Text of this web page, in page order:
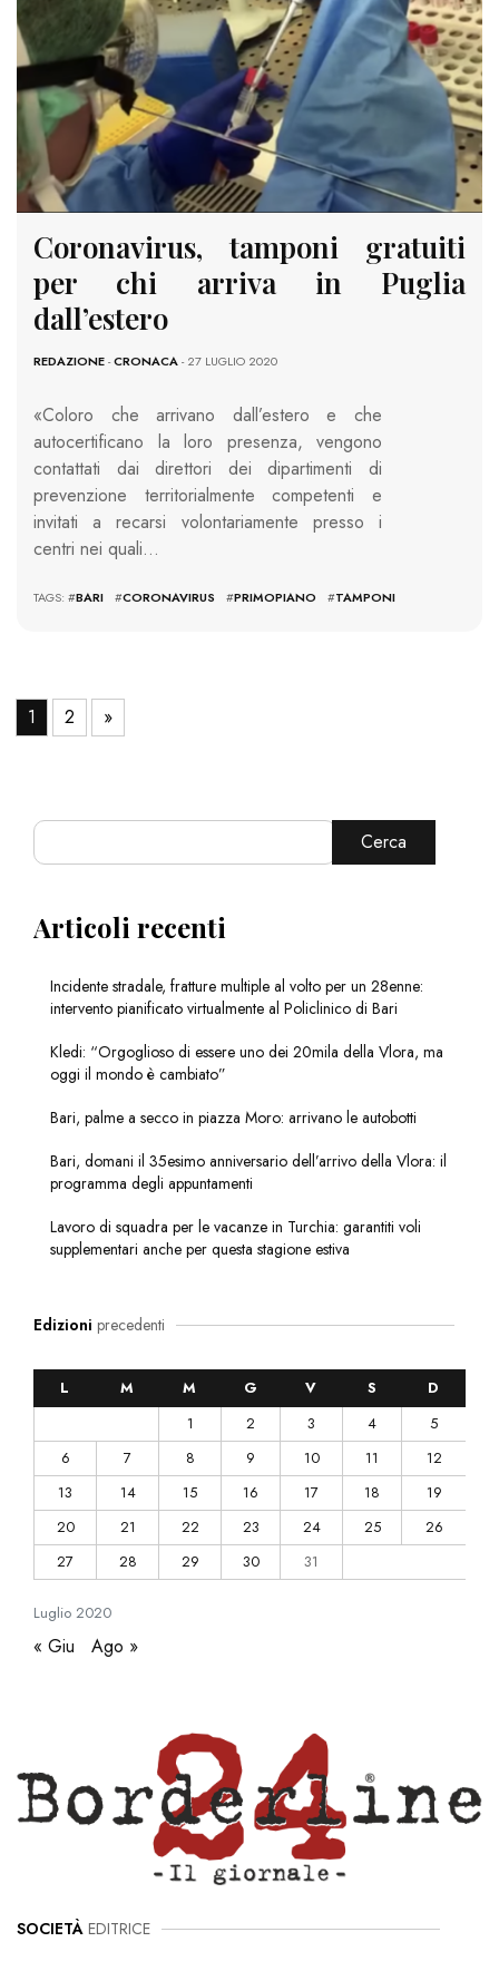
Coronavirus, tamponi gratuiti
per chi arriva in Puglia
dall’estero
REDAZIONE-CRONACA- 27 LUGLIO 2020
«Coloro che arrivano dall’estero e che
autocertificano la loro presenza, vengono
contattati dai direttori dei dipartimenti di
prevenzione territorialmente competenti e
invitati a recarsi volontariamente presso i
centri nei quali…
TAGS: #BARI #CORONAVIRUS #PRIMOPIANO #TAMPONI
1 2 »
Cerca
Articoli recenti
Incidente stradale, fratture multiple al volto per un 28enne:
intervento pianificato virtualmente al Policlinico di Bari
Kledi: “Orgoglioso di essere uno dei 20mila della Vlora, ma
oggi il mondo è cambiato”
Bari, palme a secco in piazza Moro: arrivano le autobotti
Bari, domani il 35esimo anniversario dell’arrivo della Vlora: il
programma degli appuntamenti
Lavoro di squadra per le vacanze in Turchia: garantiti voli
supplementari anche per questa stagione estiva
Edizioni precedenti
Luglio 2020
L M M G V S
D
1
2 3 4
5
6
7 8 9 10 11
12
13
14 15 16 17 18
19
20
21 22 23 24 25
26
27
28 29 30 31
« Giu Ago »
SOCIETÀ EDITRICE